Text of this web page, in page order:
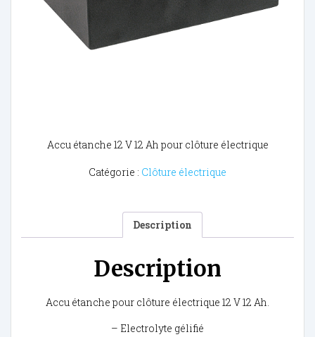
Accu étanche 12 V 12 Ah pour clôture électrique
Catégorie : Clôture électrique
Description
Description
Accu étanche pour clôture électrique 12 V 12 Ah.
– Electrolyte gélifié